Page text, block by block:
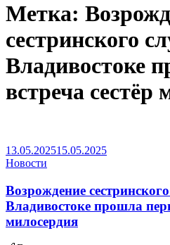
Метка:
сестринского
Владивостоке
встреча сестёр
13.05.202515.05.2025
Новости
Возрождение
Владивостоке прошла
милосердия